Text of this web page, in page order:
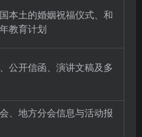
本土的婚姻祝福仪式、和
教育计划
公开信函、演讲文稿及多
、地方分会信息与活动报